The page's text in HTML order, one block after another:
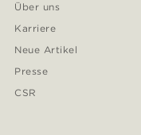
Über uns
Karriere
Neue Artikel
Presse
CSR